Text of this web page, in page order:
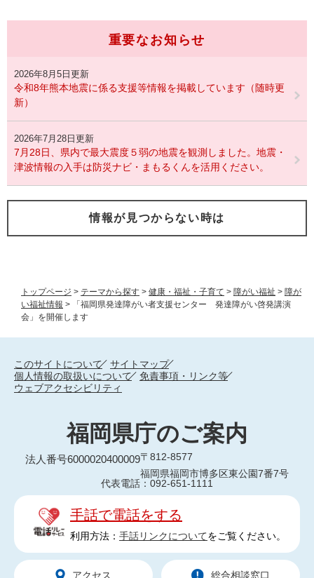
トップページ > テーマから探す > 健康・福祉・子育て > 障がい福祉 > 障が
い福祉情報 >
「福岡県発達障がい者支援センター 発達障がい啓発講演
会」を開催します
重要なお知らせ
2026年8月5日更新
令和8年熊本地震に係る支援等情報を掲載しています（随時更
新）
2026年7月28日更新
7月28日、県内で最大震度５弱の地震を観測しました。地震・
津波情報の入手は防災ナビ・まもるくんを活用ください。
情報が見つからない時は
このサイトについて
サイトマップ
個人情報の取扱いについて
免責事項・リンク等
ウェブアクセシビリティ
福岡県庁のご案内
法人番号6000020400009〒812-8577
福岡県福岡市博多区東公園7番7号
代表電話：092-651-1111
手話で電話をする
利用方法： 手話リンクについてをご覧ください。
アクセス 総合相談窓口